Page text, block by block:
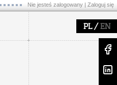
Nie jesteś zalogowany | Zaloguj się
PL/ EN